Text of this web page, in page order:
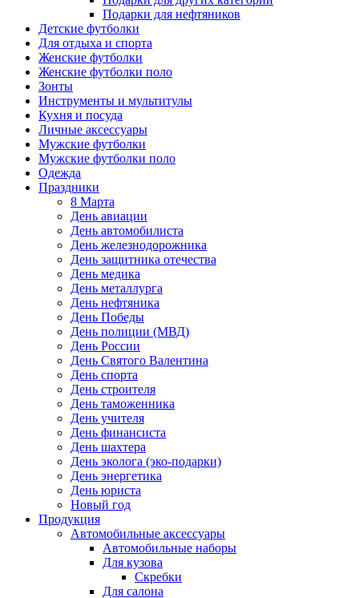
Подарки для нефтяников
Детские футболки
Для отдыха и спорта
Женские футболки
Женские футболки поло
Зонты
Инструменты и мультитулы
Кухня и посуда
Личные аксессуары
Мужские футболки
Мужские футболки поло
Одежда
Праздники
8 Марта
День авиации
День автомобилиста
День железнодорожника
День защитника отечества
День медика
День металлурга
День нефтяника
День Победы
День полиции (МВД)
День России
День Святого Валентина
День спорта
День строителя
День таможенника
День учителя
День финансиста
День шахтера
День эколога (эко-подарки)
День энергетика
День юриста
Новый год
Продукция
Автомобильные аксессуары
Автомобильные наборы
Для кузова
Скребки
Для салона